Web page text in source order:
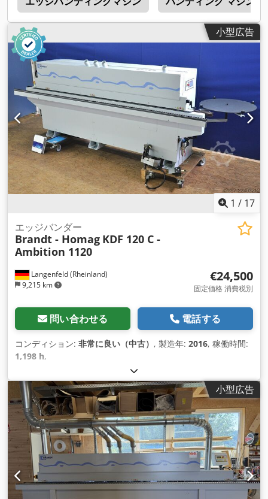
小型広告
1 / 17
Langenfeld (Rheinland)
9,215 km
エッジバンダー
Brandt - Homag KDF 120 C -
Ambition 1120
€24,500
固定価格 消費税別
問い合わせる 電話する
コンディション: 非常に良い（中古） , 製造年: 2016, 稼働時間:
1,198 h,
小型広告